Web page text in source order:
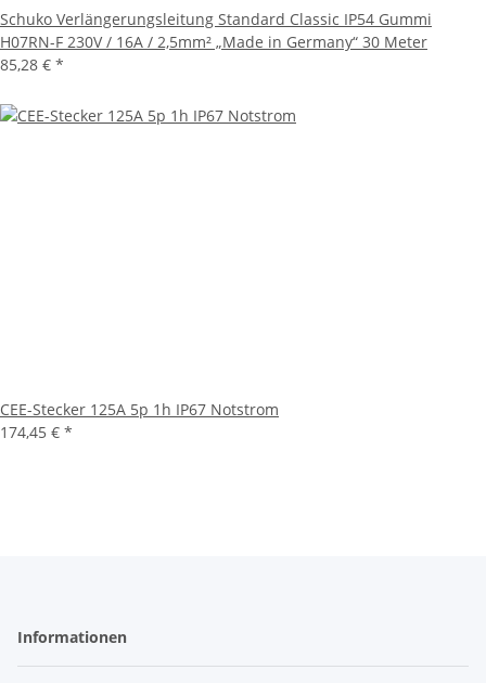
Schuko Verlängerungsleitung Standard Classic IP54 Gummi
H07RN-F 230V / 16A / 2,5mm² „Made in Germany“ 30 Meter
85,28 € *
CEE-Stecker 125A 5p 1h IP67 Notstrom
174,45 € *
Informationen